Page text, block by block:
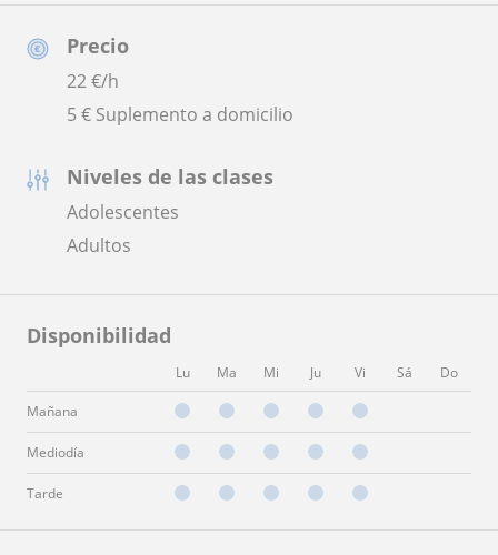
Precio
22€/h
5 € Suplemento a domicilio
Niveles de las clases
Adolescentes
Adultos
Disponibilidad
Lu Ma Mi Ju Vi Sá Do
Mañana
Mediodía
Tarde